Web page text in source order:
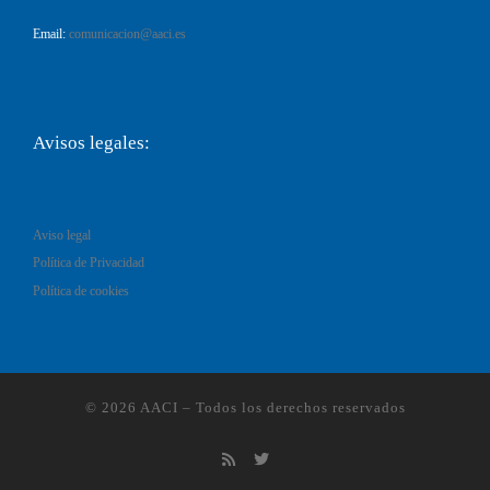
Email: comunicacion@aaci.es
Avisos legales:
Aviso legal
Política de Privacidad
Política de cookies
© 2026 AACI – Todos los derechos reservados